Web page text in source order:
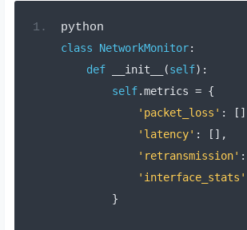
python
class NetworkMonitor:
def __init__ (self):
self.metrics = {
'packet_loss' :
'latency' :
[],
'retransmission' :
'interface_stats'
}